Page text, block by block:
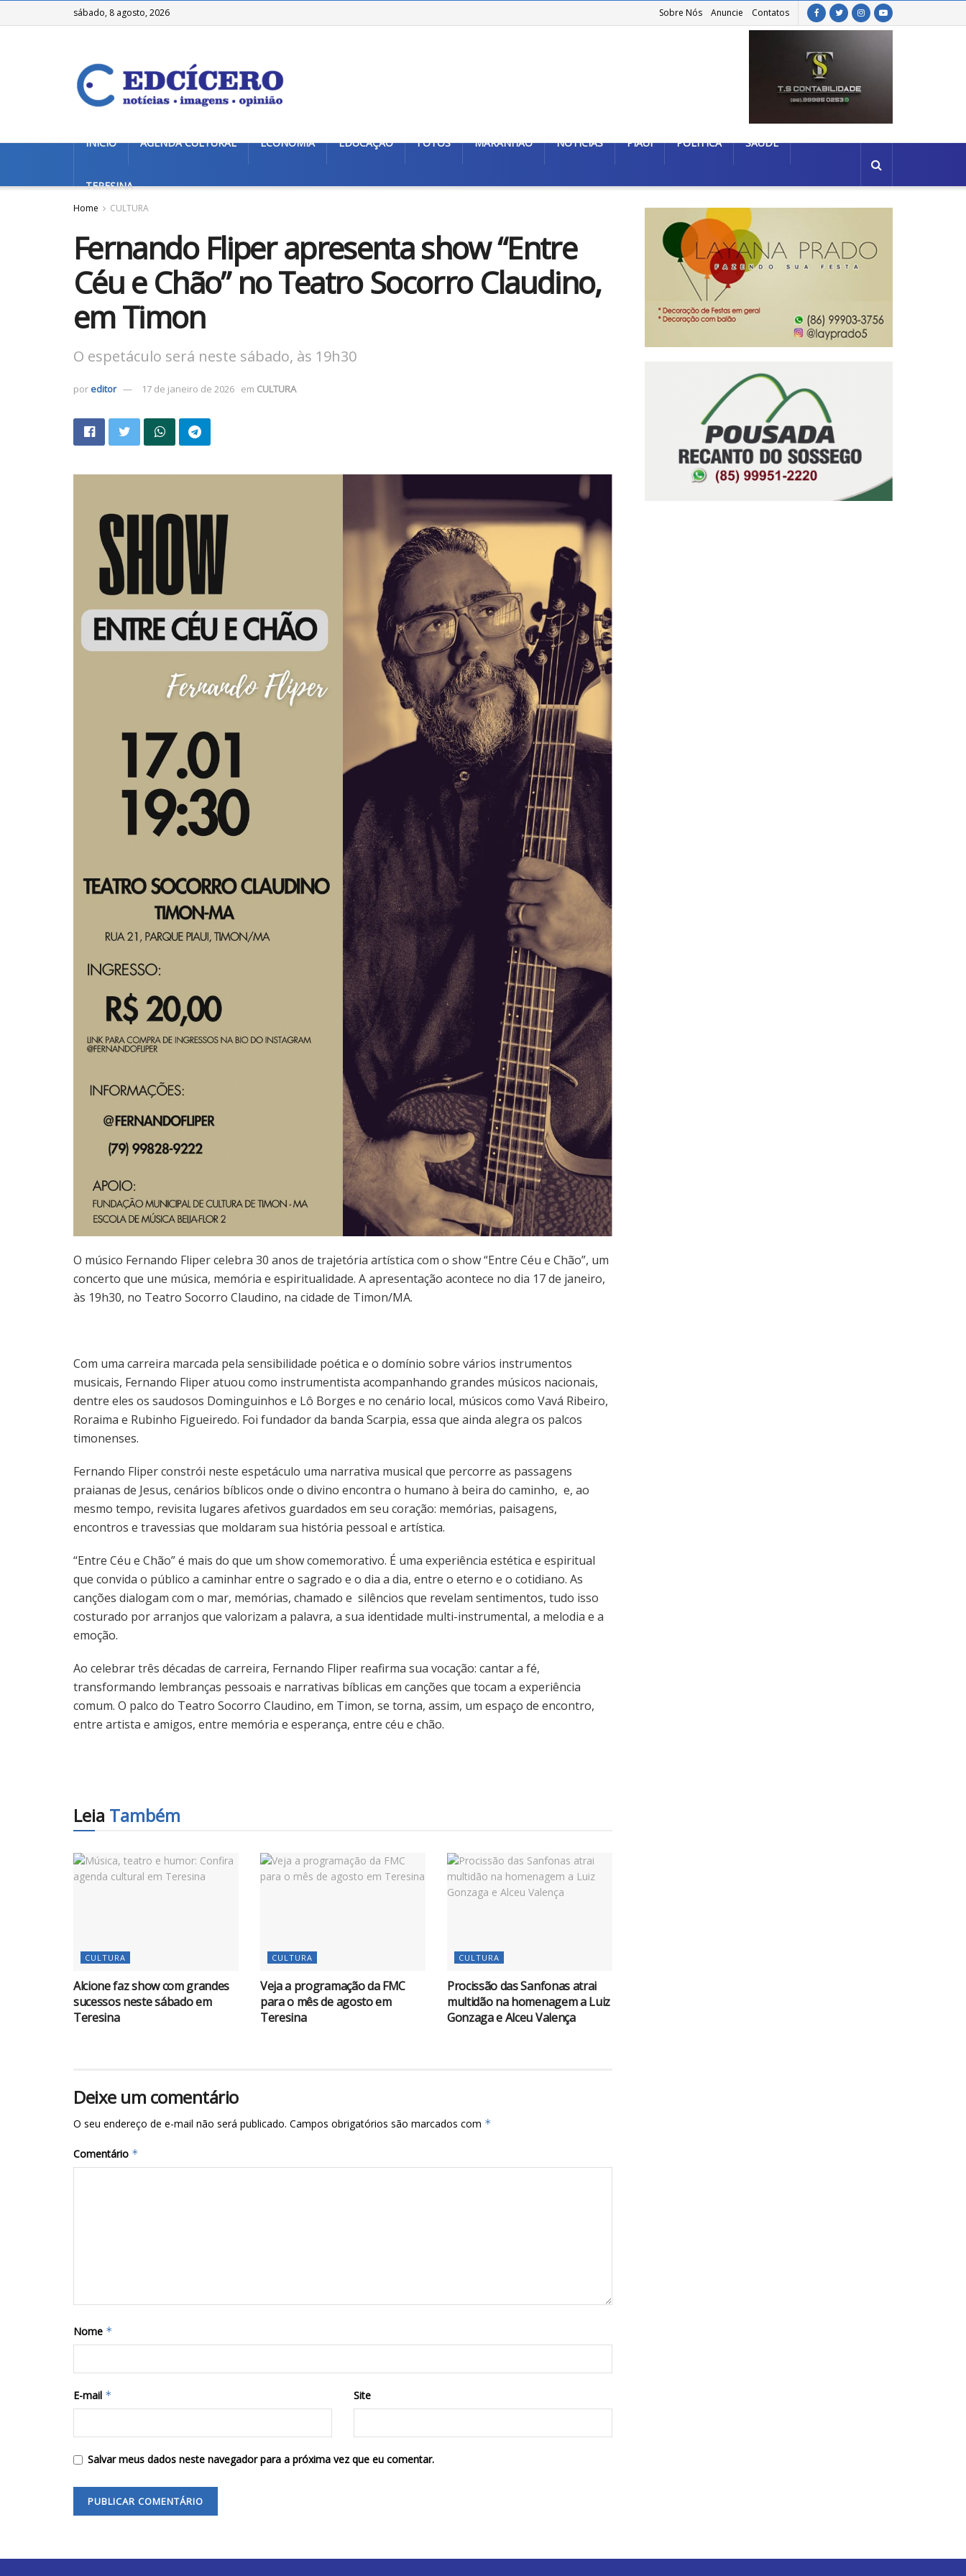
sábado, 8 agosto, 2026 Sobre Nós Anuncie Contatos
INÍCIO AGENDA CULTURAL ECONOMIA EDUCAÇÃO FOTOS MARANHÃO NOTÍCIAS PIAUÍ POLÍTICA SAÚDE
TERESINA
Home CULTURA
Fernando Fliper apresenta show “Entre
Céu e Chão” no Teatro Socorro Claudino,
em Timon
O espetáculo será neste sábado, às 19h30
por editor 17 de janeiro de 2026 em CULTURA
O músico Fernando Fliper celebra 30 anos de trajetória artística com o show “Entre Céu e Chão”, um
concerto que une música, memória e espiritualidade. A apresentação acontece no dia 17 de janeiro,
às 19h30, no Teatro Socorro Claudino, na cidade de Timon/MA.
Com uma carreira marcada pela sensibilidade poética e o domínio sobre vários instrumentos
musicais, Fernando Fliper atuou como instrumentista acompanhando grandes músicos nacionais,
dentre eles os saudosos Dominguinhos e Lô Borges e no cenário local, músicos como Vavá Ribeiro,
Roraima e Rubinho Figueiredo. Foi fundador da banda Scarpia, essa que ainda alegra os palcos
timonenses.
Fernando Fliper constrói neste espetáculo uma narrativa musical que percorre as passagens
praianas de Jesus, cenários bíblicos onde o divino encontra o humano à beira do caminho, e, ao
mesmo tempo, revisita lugares afetivos guardados em seu coração: memórias, paisagens,
encontros e travessias que moldaram sua história pessoal e artística.
“Entre Céu e Chão” é mais do que um show comemorativo. É uma experiência estética e espiritual
que convida o público a caminhar entre o sagrado e o dia a dia, entre o eterno e o cotidiano. As
canções dialogam com o mar, memórias, chamado e silêncios que revelam sentimentos, tudo isso
costurado por arranjos que valorizam a palavra, a sua identidade multi-instrumental, a melodia e a
emoção.
Ao celebrar três décadas de carreira, Fernando Fliper reafirma sua vocação: cantar a fé,
transformando lembranças pessoais e narrativas bíblicas em canções que tocam a experiência
comum. O palco do Teatro Socorro Claudino, em Timon, se torna, assim, um espaço de encontro,
entre artista e amigos, entre memória e esperança, entre céu e chão.
Leia Também
CULTURA
Alcione faz show com grandes
sucessos neste sábado em
Teresina
CULTURA
Veja a programação da FMC
para o mês de agosto em
Teresina
CULTURA
Procissão das Sanfonas atrai
multidão na homenagem a Luiz
Gonzaga e Alceu Valença
Deixe um comentário
O seu endereço de e-mail não será publicado. Campos obrigatórios são marcados com *
Comentário *
Nome *
E-mail * Site
Salvar meus dados neste navegador para a próxima vez que eu comentar.